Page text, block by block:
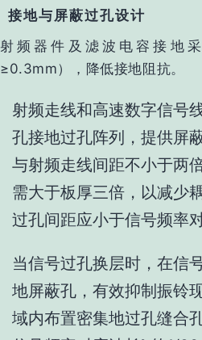
接地与屏蔽过孔设计
射频器件及滤波电容接地
≥0.3mm），降低接地阻抗‌。
射频走线和高速数字信号
孔接地过孔阵列‌，提供屏
与射频走线间距不小于两
需大于板厚三倍，以减少
过孔间距应小于信号频率
当信号过孔换层时，在信
地屏蔽孔，有效抑制振铃
域内布置密集地过孔缝合